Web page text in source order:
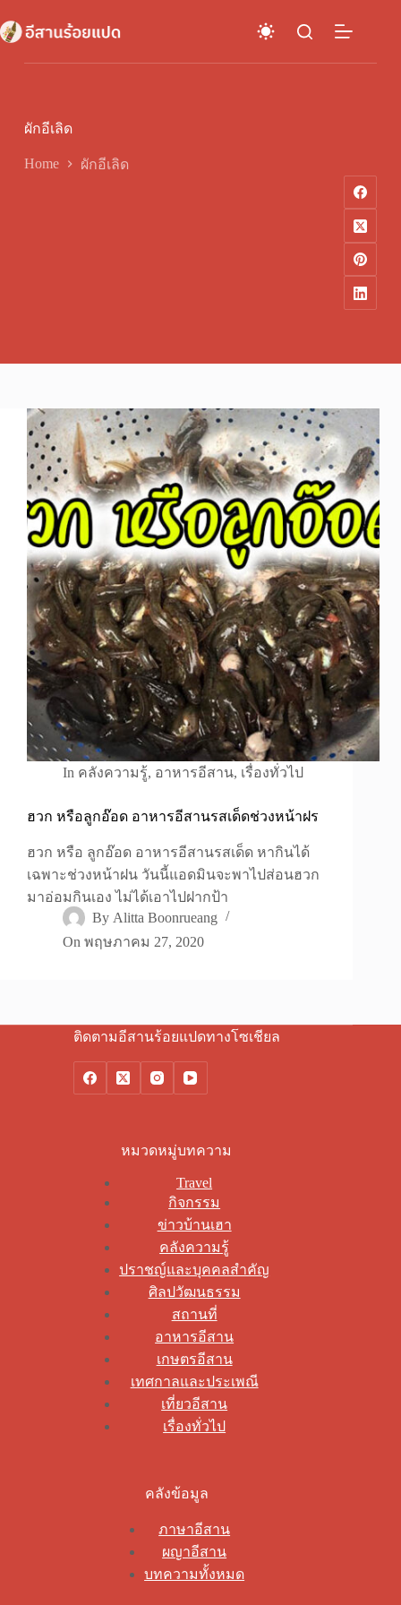
to
content
ผักอีเลิด
Home ผักอีเลิด
In คลังความรู้, อาหารอีสาน, เรื่องทั่วไป
ฮวก หรือลูกอ๊อด อาหารอีสานรสเด็ดช่วงหน้าฝร
ฮวก หรือ ลูกอ๊อด อาหารอีสานรสเด็ด หากินได้
เฉพาะช่วงหน้าฝน วันนี้แอดมินจะพาไปส่อนฮวก
มาอ่อมกินเอง ไม่ได้เอาไปฝากป้า
By Alitta Boonrueang
On พฤษภาคม 27, 2020
ติดตามอีสานร้อยแปดทางโซเชียล
หมวดหมู่บทความ
Travel
กิจกรรม
ข่าวบ้านเฮา
คลังความรู้
ปราชญ์และบุคคลสำคัญ
ศิลปวัฒนธรรม
สถานที่
อาหารอีสาน
เกษตรอีสาน
เทศกาลและประเพณี
เที่ยวอีสาน
เรื่องทั่วไป
คลังข้อมูล
ภาษาอีสาน
ผญาอีสาน
บทความทั้งหมด